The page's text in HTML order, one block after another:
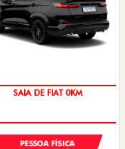
PESSOA FÍSICA